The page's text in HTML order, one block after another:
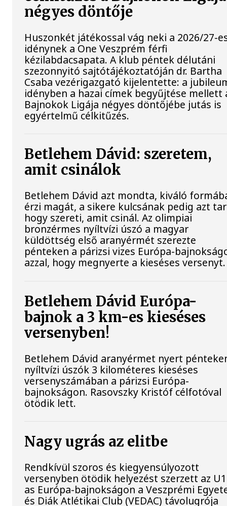
négyes döntője
Huszonkét játékossal vág neki a 2026/27-
idénynek a One Veszprém férfi
kézilabdacsapata. A klub péntek délutáni
szezonnyitó sajtótájékoztatóján dr. Bartha
Csaba vezérigazgató kijelentette: a
idényben a hazai címek begyűjtése mellett
Bajnokok Ligája négyes döntőjébe jutás is
egyértelmű célkitűzés.
Betlehem Dávid: szeretem,
amit csinálok
Betlehem Dávid azt mondta, kiváló
érzi magát, a sikere kulcsának pedig azt
hogy szereti, amit csinál. Az olimpiai
bronzérmes nyíltvízi úszó a magyar
küldöttség első aranyérmét szerezte
pénteken a párizsi vizes Európa-
azzal, hogy megnyerte a kieséses versenyt.
Betlehem Dávid Európa-
bajnok a 3 km-es kieséses
versenyben!
Betlehem Dávid aranyérmet nyert
nyíltvízi úszók 3 kilométeres kieséses
versenyszámában a párizsi Európa-
bajnokságon. Rasovszky Kristóf célfotóval
ötödik lett.
Nagy ugrás az elitbe
Rendkívül szoros és kiegyensúlyozott
versenyben ötödik helyezést szerzett az
as Európa-bajnokságon a Veszprémi
és Diák Atlétikai Club (VEDAC) távolugrója